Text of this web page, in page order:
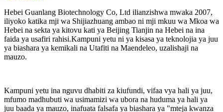
Hebei Guanlang Biotechnology Co, Ltd ilianzishwa mwaka 2007,
iliyoko katika mji wa Shijiazhuang ambao ni mji mkuu wa Mkoa wa
Hebei na sekta ya kitovu kati ya Beijing Tianjin na Hebei na ina
faida ya usafiri rahisi.Kampuni yetu ni ya kisasa ya teknolojia ya juu
ya biashara ya kemikali na Utafiti na Maendeleo, uzalishaji na
mauzo.
Kampuni yetu ina nguvu dhabiti za kiufundi, vifaa vya hali ya juu,
mfumo madhubuti wa usimamizi wa ubora na huduma ya hali ya
juu baada ya mauzo, inafuata falsafa ya biashara ya "mteja kwanza